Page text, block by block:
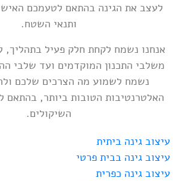
לעצב את הגינה בהתאם לטעמכם
ותנאי השטח.
אנחנו נשמח לקחת חלק פעיל בתהליך,
משלבי התכנון המוקדמים ועד שלבי
נשמח לשמוע מה הצרכים שלכם
האלטרנטיבות הטובות ביותר, בהתאם
השיקולים.
עיצוב גינה ביתית
עיצוב גינה בבית פרטי
עיצוב גינה כפרית